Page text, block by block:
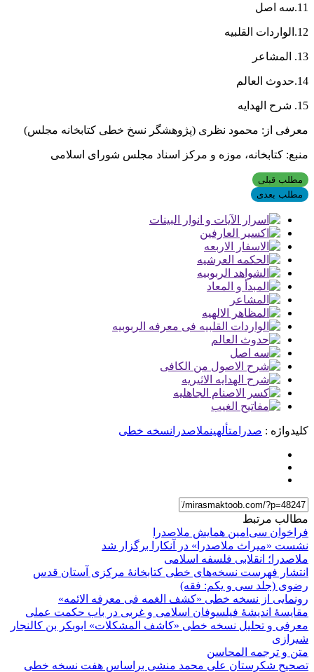
11.سه اصل
12.الواردات القلبیه
13. المشاعر
14.حدوث العالم
15. شرح الهدایه
معرفی از: محمود نظری (پژوهشگر نسخ خطی کتابخانه مجلس)
منبع: کتابخانه، موزه و مرکز اسناد مجلس شورای اسلامی
مطلب قبلی
مطلب بعدی
کلیدواژه : صدرامتألهینملاصدرا نسخه خطی
مطالب مرتبط
فراخوان سی‌امین همایش ملاصدرا
نشست «میراث ملاصدرا» در آنکارا برگزار شد
ملاصدرا؛ انقلابی فلسفه اسلامی
انتشار فهرست نسخه‌های خطی کتابخانۀ مرکزی آستان قدس
رضوی (جلد سی و یکم: فقه)
رونمایی از نسخه خطی «کشف الغمه فی معرفه الائمه»
مقایسۀ اندیشۀ فیلسوفان اسلامی و غربی در باب حکمت عملی
معرفی و تحلیل نسخه خطی «كاشف المشكلات» ابوبكر بن كالنجار
شیرازی
متن و ترجمه المحاسن
تصحیح شکرستان علی محمد منشی براساس هفت نسخه خطی